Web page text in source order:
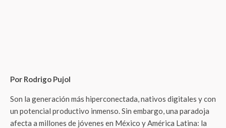
Por Rodrigo Pujol
Son la generación más hiperconectada, nativos digitales y con
un potencial productivo inmenso. Sin embargo, una paradoja
afecta a millones de jóvenes en México y América Latina: la